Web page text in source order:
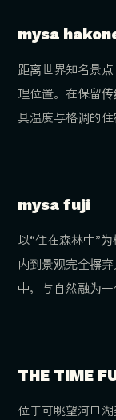
mysa
距离世界知名景
理位置。在保留
具温度与格调的住
mysa fuji
以“住在森林中”
内到景观完全摒
中，与自然融为一
THE TIME
位于可眺望河口